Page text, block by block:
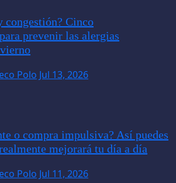
congestión? Cinco
prevenir las alergias
Polo Jul 13, 2026
o compra impulsiva? Así puedes
mejorará tu día a día
Polo Jul 11, 2026